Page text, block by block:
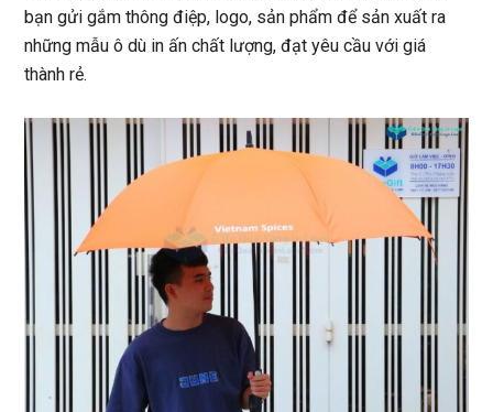
bạn gửi gắm thông điệp, logo, sản phẩm để sản xuất ra
những mẫu ô dù in ấn chất lượng, đạt yêu cầu với giá
thành rẻ.